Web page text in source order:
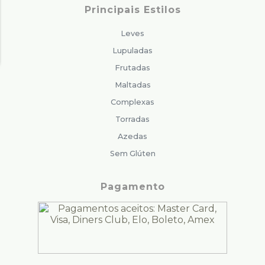
Principais Estilos
Leves
Lupuladas
Frutadas
Maltadas
Complexas
Torradas
Azedas
Sem Glúten
Pagamento